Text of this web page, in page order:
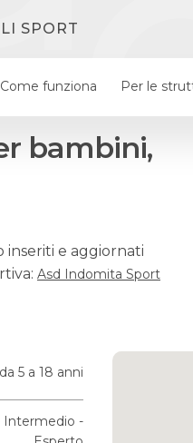
SPORT
Come funziona Per le
bambini,
inseriti e aggiornati
Asd Indomita Sport
da 5 a 18 anni
Intermedio -